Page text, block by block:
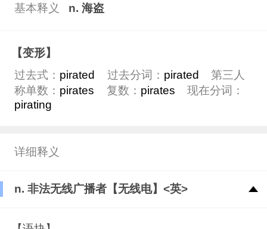
基本释义
n. 海盗
【变形】
过去式： pirated 过去分词： pirated
第三人
称单数： pirates 复数： pirates
现在分词：
pirating
详细释义
n. 非法无线广播者【无线电】<英>